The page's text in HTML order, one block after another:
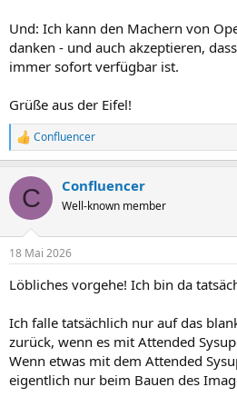
Und: Ich kann den Machern von
danken - und auch akzeptieren,
immer sofort verfügbar ist.
Grüße aus der Eifel!
R
e
k
i
e
:
Confluencer
C Confluencer
Well-known member
18 Mai 2026
Löbliches vorgehe! Ich bin da
Ich falle tatsächlich nur auf das
zurück, wenn es mit Attended
Wenn etwas mit dem Attended
eigentlich nur beim Bauen des